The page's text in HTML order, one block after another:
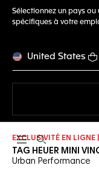
Sélectionnez un pays
spécifiques à votre
United States
Ouvrir la barre
EXCLUSIVITÉ EN LIGNE
TAG HEUER MINI
Urban Performance